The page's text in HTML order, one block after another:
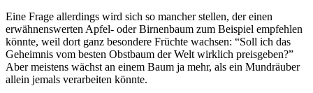
Eine Frage allerdings wird sich so mancher stellen, der einen
erwähnenswerten Apfel- oder Birnenbaum zum Beispiel empfehlen
könnte, weil dort ganz besondere Früchte wachsen: “Soll ich das
Geheimnis vom besten Obstbaum der Welt wirklich preisgeben?”
Aber meistens wächst an einem Baum ja mehr, als ein Mundräuber
allein jemals verarbeiten könnte.